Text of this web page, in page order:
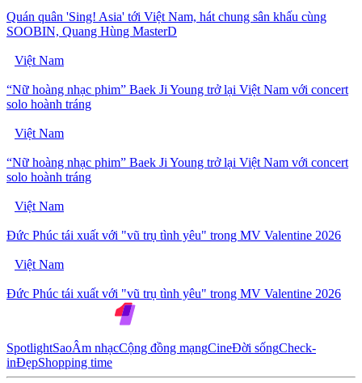
Quán quân 'Sing! Asia' tới Việt Nam, hát chung sân khấu cùng
SOOBIN, Quang Hùng MasterD
Việt Nam
“Nữ hoàng nhạc phim” Baek Ji Young trở lại Việt Nam với concert
solo hoành tráng
Việt Nam
“Nữ hoàng nhạc phim” Baek Ji Young trở lại Việt Nam với concert
solo hoành tráng
Việt Nam
Đức Phúc tái xuất với "vũ trụ tình yêu" trong MV Valentine 2026
Việt Nam
Đức Phúc tái xuất với "vũ trụ tình yêu" trong MV Valentine 2026
SpotlightSaoÂm nhạcCộng đồng mạngCineĐời sốngCheck-
inĐẹpShopping time